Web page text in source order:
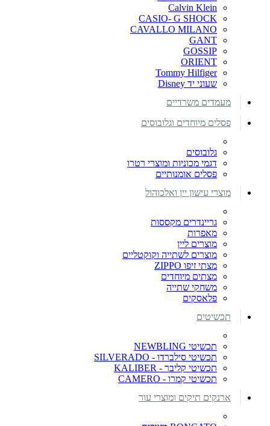
Calvin Klein
CASIO- G SHOCK
CAVALLO MILANO
GANT
GOSSIP
ORIENT
Tommy Hilfiger
שעוני יד Disney
מעמדים משרדיים
פסלים מיוחדים וגלובוסים
גלובוסים
דגמי מכוניות ומוצרי רטרו
פסלים אומנותיים
מוצרי עישון יין ואלכוהול
גריינדרים מקססות
מאפרות
מוצרים ליין
מוצרים לשתייה וקוקטליים
מצתי זיפו ZIPPO
מצתים מיוחדים
משחקי שתייה
פלאסקים
תכשיטים
תכשיטי NEWBLING
תכשיטי סילברדו - SILVERADO
תכשיטי קליבר - KALIBER
תכשיטי קמרו - CAMERO
ארנקים תיקים ומוצרי עור